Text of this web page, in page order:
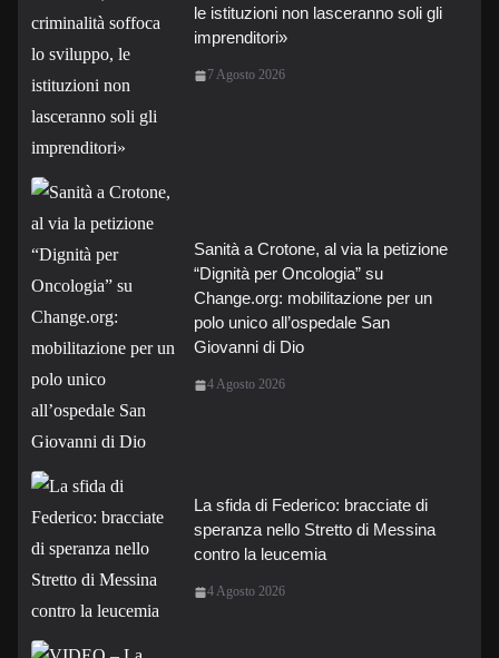
le istituzioni non lasceranno soli gli
imprenditori»
7 Agosto 2026
Sanità a Crotone, al via la petizione
“Dignità per Oncologia” su
Change.org: mobilitazione per un
polo unico all’ospedale San
Giovanni di Dio
4 Agosto 2026
La sfida di Federico: bracciate di
speranza nello Stretto di Messina
contro la leucemia
4 Agosto 2026